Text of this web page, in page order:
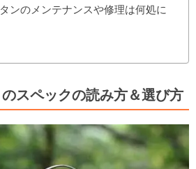
ンのメンテナンスや修理は何処に
スペックの読み方＆選び方